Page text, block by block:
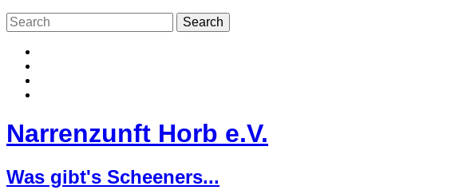
Narrenzunft Horb e.V.
Was gibt's Scheeners...